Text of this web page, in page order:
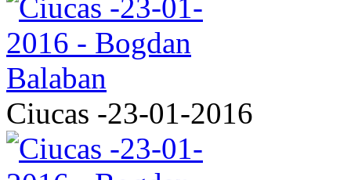
Ciucas -23-01-2016